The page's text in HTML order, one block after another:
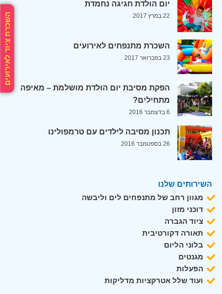
השכרת ציוד לאירועים
יום הולדת חגיגה נחמדת
22 במרץ 2017
השכרת מתנפחים לאירועים
23 בפברואר 2017
הפקת מסיבת יום הולדת מושלמת – מאיפה
מתחילים?
6 בדצמבר 2016
תכנון מסיבה לילדים עם טרמפולינו
26 בספטמבר 2016
השירותים שלנו
מגוון רחב של מתנפחים לים וליבשה
דוכני מזון
ציוד הגברה
תאורה דקורטיבית
בלוני הליום
מגנטים
הפעלות
ועוד שלל אטרקציות מדליקות